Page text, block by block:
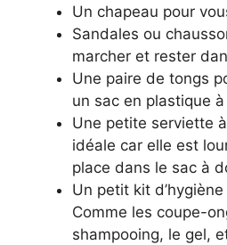
Un chapeau pour
Sandales ou
marcher et rester
Une paire de tongs
un sac en plastique
Une petite serviette
idéale car elle est
place dans le sac à
Un petit kit
Comme les coupe-
shampooing, le gel,